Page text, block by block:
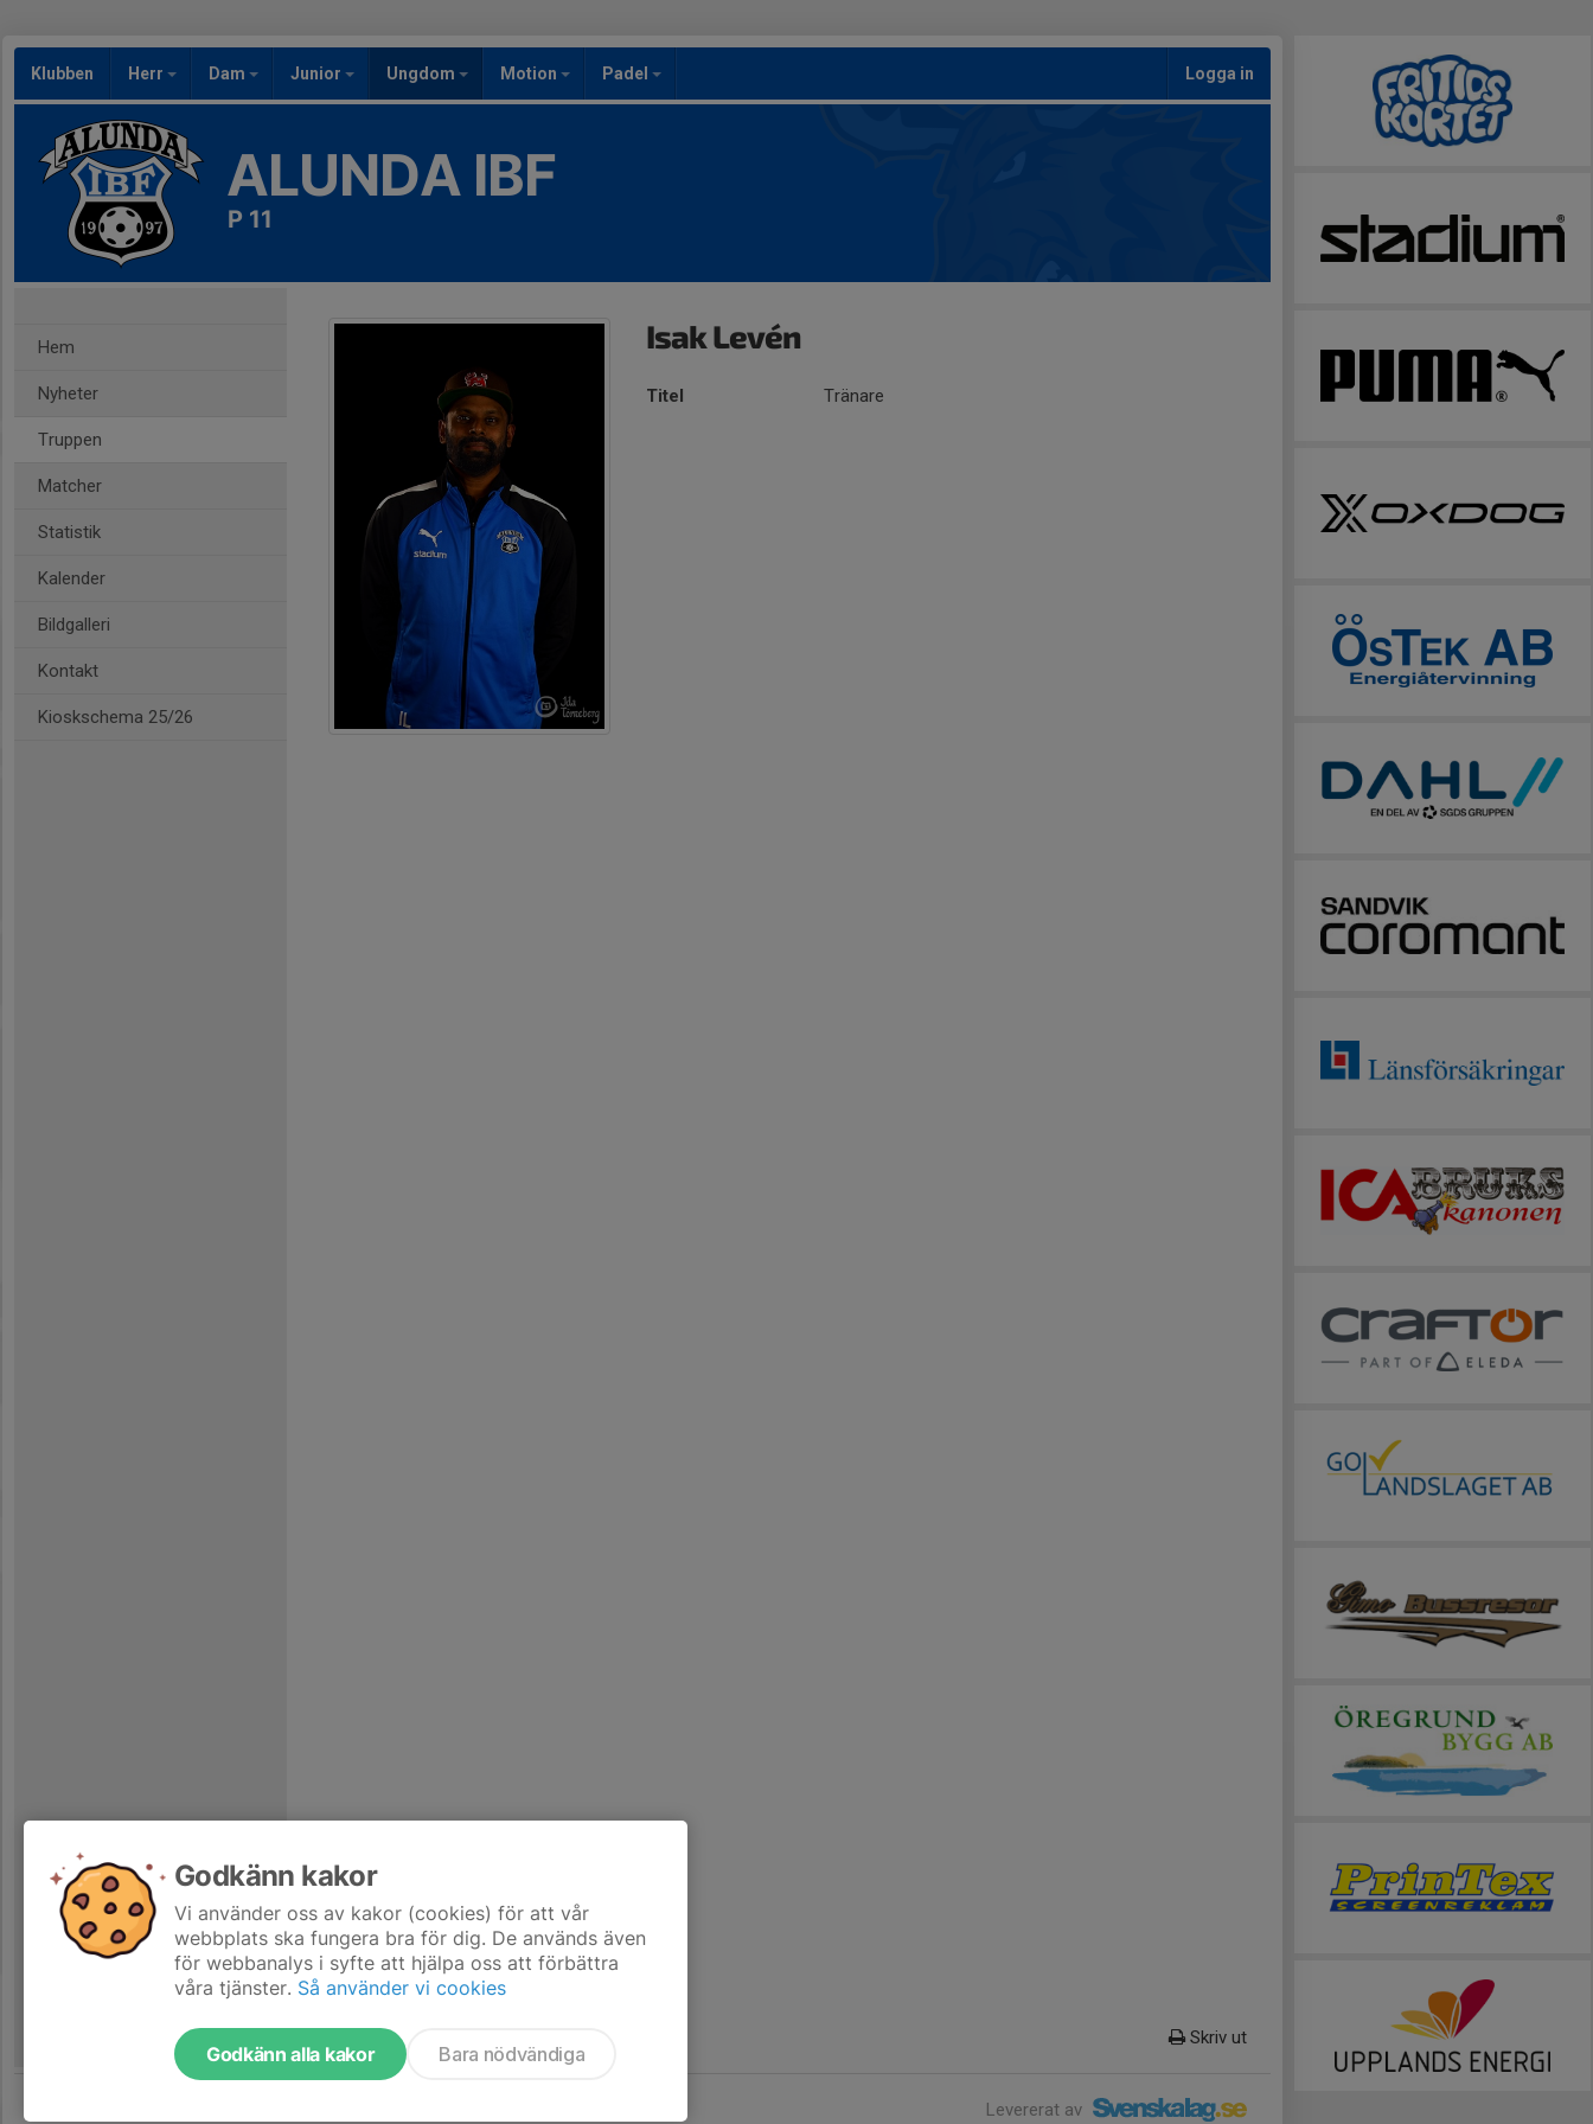
Klubben Herr Dam Junior Ungdom Motion Padel Logga in
ALUNDA IBF
P 11
Hem
Nyheter
Truppen
Matcher
Statistik
Kalender
Bildgalleri
Kontakt
Kioskschema 25/26
Isak Levén
Titel Tränare
Skriv ut
Levererat av
Godkänn kakor
Vi använder oss av kakor (cookies) för att vår
webbplats ska fungera bra för dig. De används även
för webbanalys i syfte att hjälpa oss att förbättra
våra tjänster. Så använder vi cookies
Godkänn alla kakor Bara nödvändiga